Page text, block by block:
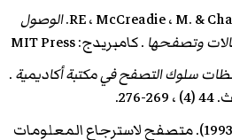
الوصول
وتصفحها . كامبريدج: MIT Press
سلوك التصفح في مكتبة أكاديمية.
شميلتز بيدرسن، ج. (1993). متصفح لاسترجاع المعلومات